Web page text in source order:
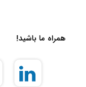
همراه ما باشید!